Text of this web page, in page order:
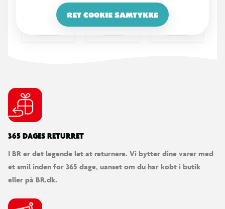
RET COOKIE SAMTYKKE
365 DAGES RETURRET
I BR er det legende let at returnere. Vi bytter dine varer med
et smil inden for 365 dage, uanset om du har købt i butik
eller på BR.dk.